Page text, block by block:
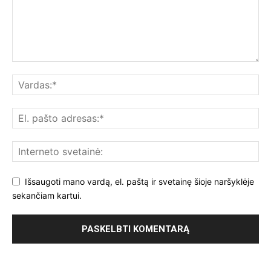
Išsaugoti mano vardą, el. paštą ir svetainę šioje naršyklėje
sekančiam kartui.